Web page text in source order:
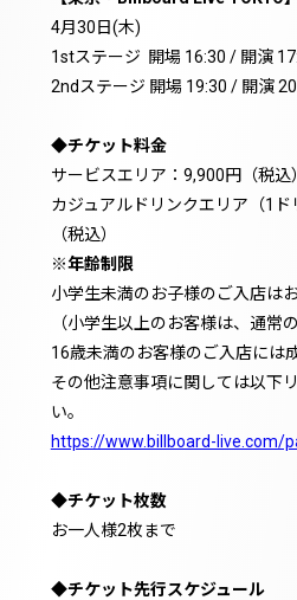
4月30日(木)
1stステージ 開場 16:30 / 開演
2ndステージ 開場 19:30 / 開演
◆チケット料金
サービスエリア：9,900円（税込）
カジュアルドリンクエリア（1ド
（税込）
※年齢制限
小学生未満のお子様のご入店は
（小学生以上のお客様は、通常
16歳未満のお客様のご入店には
その他注意事項に関しては以下
い。
https://www.billboard-live.com/
◆チケット枚数
お一人様2枚まで
◆チケット先行スケジュール